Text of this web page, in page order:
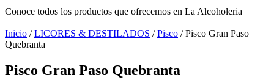
Conoce todos los productos que ofrecemos en La Alcoholeria
Inicio /LICORES & DESTILADOS /Pisco / Pisco Gran Paso
Quebranta
Pisco Gran Paso Quebranta